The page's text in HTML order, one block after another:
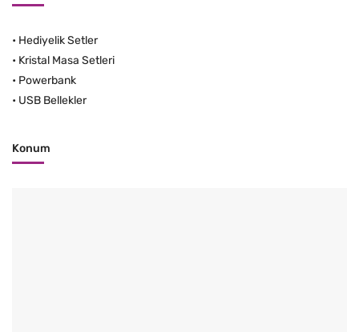
• Hediyelik Setler
• Kristal Masa Setleri
• Powerbank
• USB Bellekler
Konum